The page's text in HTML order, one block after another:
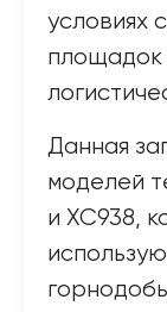
условиях
площадок
Данная
моделей
и XC938,